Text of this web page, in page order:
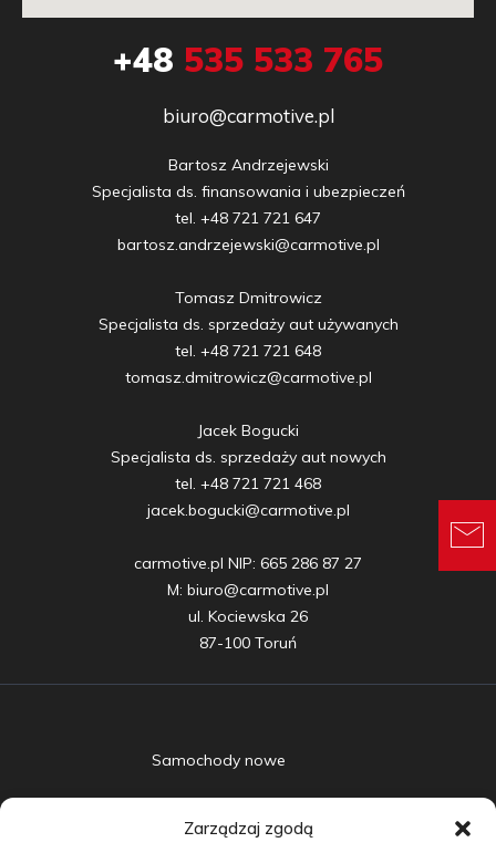
Zarządzaj zgodą
+48 535 533 765
biuro@carmotive.pl
Bartosz Andrzejewski
Specjalista ds. finansowania i ubezpieczeń
tel. +48 721 721 647
bartosz.andrzejewski@carmotive.pl
Tomasz Dmitrowicz
Specjalista ds. sprzedaży aut używanych
tel. +48 721 721 648
tomasz.dmitrowicz@carmotive.pl
Jacek Bogucki
Specjalista ds. sprzedaży aut nowych
tel. +48 721 721 468
jacek.bogucki@carmotive.pl
carmotive.pl NIP: 665 286 87 27
M: biuro@carmotive.pl
ul. Kociewska 26
87-100 Toruń
Samochody nowe
Samochody używane